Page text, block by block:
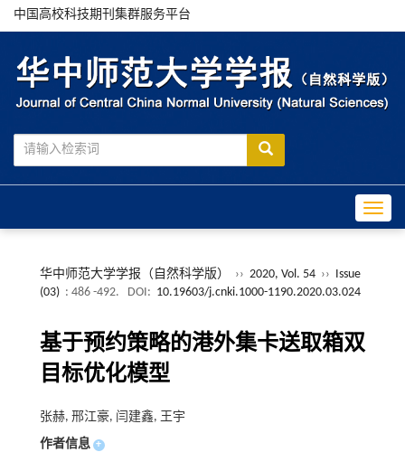
中国高校科技期刊集群服务平台
华中师范大学学报（自然科学版） ›› 2020, Vol. 54 ››
Issue
(03) : 486 -492. DOI: 10.19603/j.cnki.1000-1190.2020.03.024
基于预约策略的港外集卡送取箱双
目标优化模型
张赫, 邢江豪, 闫建鑫, 王宇
作者信息 +